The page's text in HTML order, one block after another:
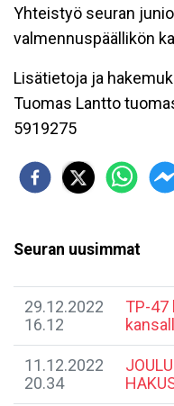
Yhteistyö seuran
valmennuspäällikön
Lisätietoja ja
Tuomas Lantto
5919275
Seuran uusimmat
29.12.2022
16.12
TP-47
11.12.2022
20.34